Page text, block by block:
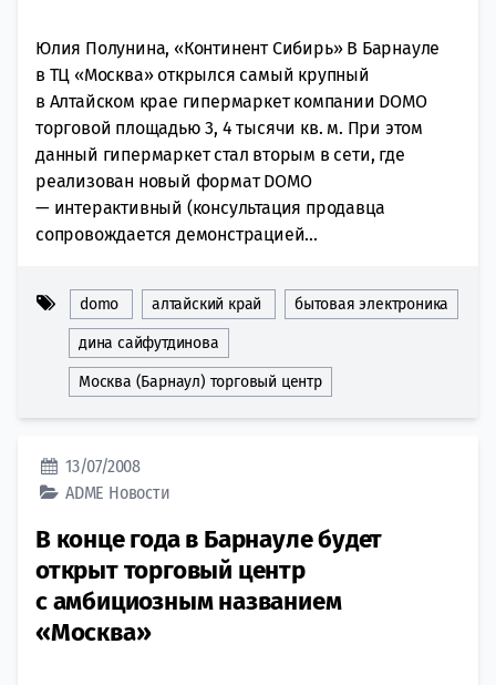
Юлия Полунина, «Континент Сибирь» В Барнауле
в ТЦ «Москва» открылся самый крупный
в Алтайском крае гипермаркет компании DOMO
торговой площадью 3, 4 тысячи кв. м. При этом
данный гипермаркет стал вторым в сети, где
реализован новый формат DOMO
— интерактивный (консультация продавца
сопровождается демонстрацией...
domo алтайский край бытовая электроника
дина сайфутдинова
Москва (Барнаул) торговый центр
13/07/2008
ADME Новости
В конце года в Барнауле будет
открыт торговый центр
с амбициозным названием
«Москва»